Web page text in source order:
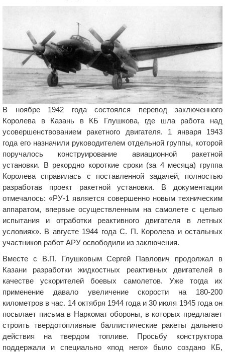
В ноябре 1942 года состоялся перевод заключенного
Королева в Казань в КБ Глушкова, где шла работа над
усовершенствованием ракетного двигателя. 1 января 1943
года его назначили руководителем отдельной группы, которой
поручалось конструирование авиационной ракетной
установки. В рекордно короткие сроки (за 4 месяца) группа
Королева справилась с поставленной задачей, полностью
разработав проект ракетной установки. В документации
отмечалось: «РУ-1 является совершенно новым техническим
аппаратом, впервые осуществленным на самолете с целью
испытания и отработки реактивного двигателя в летных
условиях». В августе 1944 года С. П. Королева и остальных
участников работ АРУ освободили из заключения.
Вместе с В.П. Глушковым Сергей Павлович продолжал в
Казани разработки жидкостных реактивных двигателей в
качестве ускорителей боевых самолетов. Уже тогда их
применение давало увеличение скорости на 180-200
километров в час. 14 октября 1944 года и 30 июля 1945 года он
посылает письма в Наркомат обороны, в которых предлагает
строить твердотопливные баллистические ракеты дальнего
действия на твердом топливе. Просьбу конструктора
поддержали и специально «под него» было создано КБ,